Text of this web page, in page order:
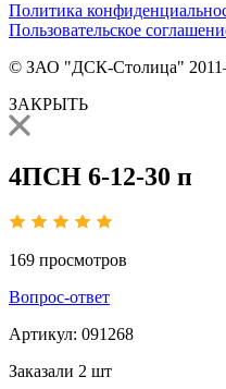
Политика
Пользовательское
© ЗАО "ДСК-Столица"
ЗАКРЫТЬ
4ПСН 6-12-30 п
169 просмотров
Вопрос-ответ
Артикул: 091268
Заказали 2 шт